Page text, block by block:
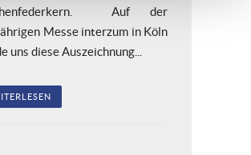
Auf der
Messe interzum in Köln
uns diese Auszeichnung...